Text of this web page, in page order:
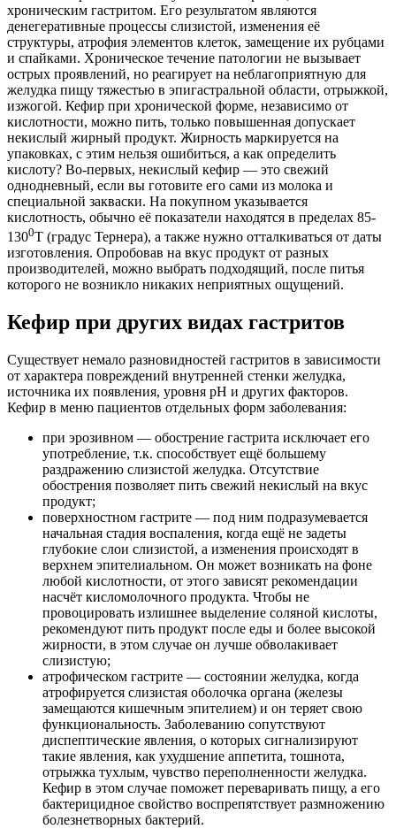
хроническим гастритом. Его результатом являются
денегеративные процессы слизистой, изменения её
структуры, атрофия элементов клеток, замещение их рубцами
и спайками. Хроническое течение патологии не вызывает
острых проявлений, но реагирует на неблагоприятную для
желудка пищу тяжестью в эпигастральной области, отрыжкой,
изжогой. Кефир при хронической форме, независимо от
кислотности, можно пить, только повышенная допускает
некислый жирный продукт. Жирность маркируется на
упаковках, с этим нельзя ошибиться, а как определить
кислоту? Во-первых, некислый кефир — это свежий
однодневный, если вы готовите его сами из молока и
специальной закваски. На покупном указывается
кислотность, обычно её показатели находятся в пределах 85-
1300Т (градус Тернера), а также нужно отталкиваться от даты
изготовления. Опробовав на вкус продукт от разных
производителей, можно выбрать подходящий, после питья
которого не возникло никаких неприятных ощущений.
Кефир при других видах гастритов
Существует немало разновидностей гастритов в зависимости
от характера повреждений внутренней стенки желудка,
источника их появления, уровня pH и других факторов.
Кефир в меню пациентов отдельных форм заболевания:
при эрозивном — обострение гастрита исключает его
употребление, т.к. способствует ещё большему
раздражению слизистой желудка. Отсутствие
обострения позволяет пить свежий некислый на вкус
продукт;
поверхностном гастрите — под ним подразумевается
начальная стадия воспаления, когда ещё не задеты
глубокие слои слизистой, а изменения происходят в
верхнем эпителиальном. Он может возникать на фоне
любой кислотности, от этого зависят рекомендации
насчёт кисломолочного продукта. Чтобы не
провоцировать излишнее выделение соляной кислоты,
рекомендуют пить продукт после еды и более высокой
жирности, в этом случае он лучше обволакивает
слизистую;
атрофическом гастрите — состоянии желудка, когда
атрофируется слизистая оболочка органа (железы
замещаются кишечным эпителием) и он теряет свою
функциональность. Заболеванию сопутствуют
диспептические явления, о которых сигнализируют
такие явления, как ухудшение аппетита, тошнота,
отрыжка тухлым, чувство переполненности желудка.
Кефир в этом случае поможет переваривать пищу, а его
бактерицидное свойство воспрепятствует размножению
болезнетворных бактерий.